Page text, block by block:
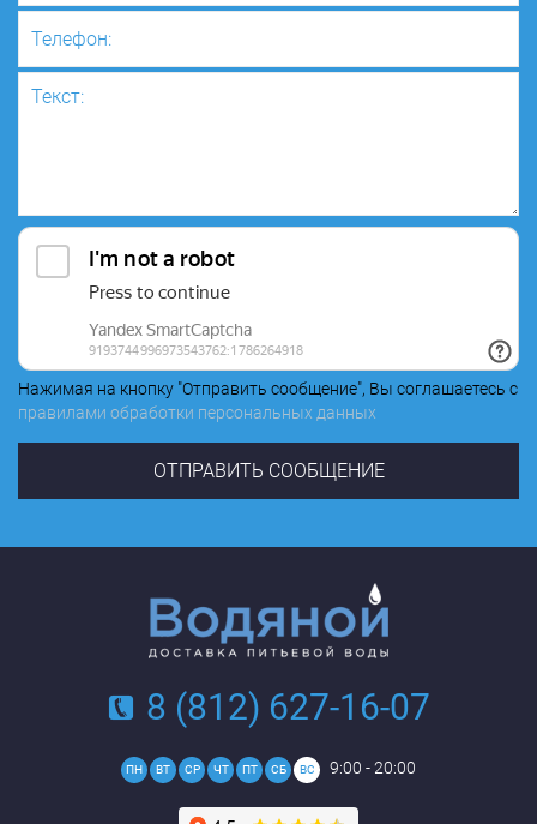
Нажимая на кнопку "Отправить сообщение", Вы соглашаетесь с
правилами обработки персональных данных
8 (812) 627-16-07
ПН ВТ СР ЧТ ПТ СБ ВС 9:00 - 20:00